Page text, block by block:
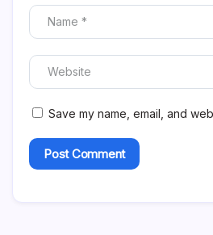
Save my name, email, and